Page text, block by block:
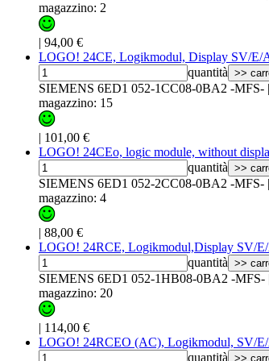
magazzino: 2
| 94,00 €
LOGO! 24CE, Logikmodul, Display SV/E/
quantità >>
SIEMENS 6ED1 052-1CC08-0BA2 -MFS- |
magazzino: 15
| 101,00 €
LOGO! 24CEo, logic module, without
quantità >>
SIEMENS 6ED1 052-2CC08-0BA2 -MFS- |
magazzino: 4
| 88,00 €
LOGO! 24RCE, Logikmodul,Display SV/
quantità >>
SIEMENS 6ED1 052-1HB08-0BA2 -MFS-
magazzino: 20
| 114,00 €
LOGO! 24RCEO (AC), Logikmodul, SV/
quantità >>